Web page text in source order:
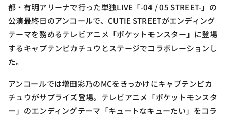
都・有明アリーナで行った単独LIVE「-04 / 05 STREET-」の
公演最終日のアンコールで、CUTIE STREETがエンディング
テーマを務めるテレビアニメ「ポケットモンスター」に登場
するキャプテンピカチュウとステージでコラボレーションし
た。
アンコールでは増田彩乃のMCをきっかけにキャプテンピカ
チュウがサプライズ登場。テレビアニメ「ポケットモンスタ
ー」のエンディングテーマ「キュートなキューたい」をコラ